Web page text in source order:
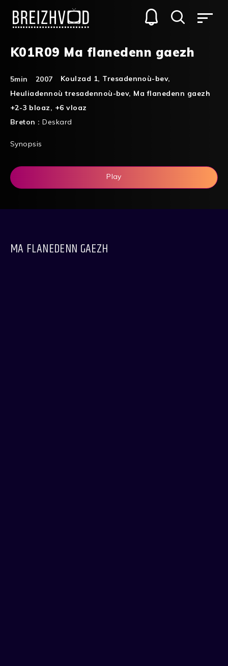
K01R09 Ma flanedenn gaezh
5min 2007 Koulzad 1, Tresadennoù-bev,
Heuliadennoù tresadennoù-bev, Ma flanedenn gaezh
+2-3 bloaz, +6 vloaz
Breton :Deskard
Synopsis
Play
MA FLANEDENN GAEZH